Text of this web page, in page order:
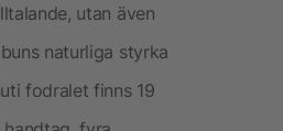
utan även
naturliga styrka
fodralet finns 19